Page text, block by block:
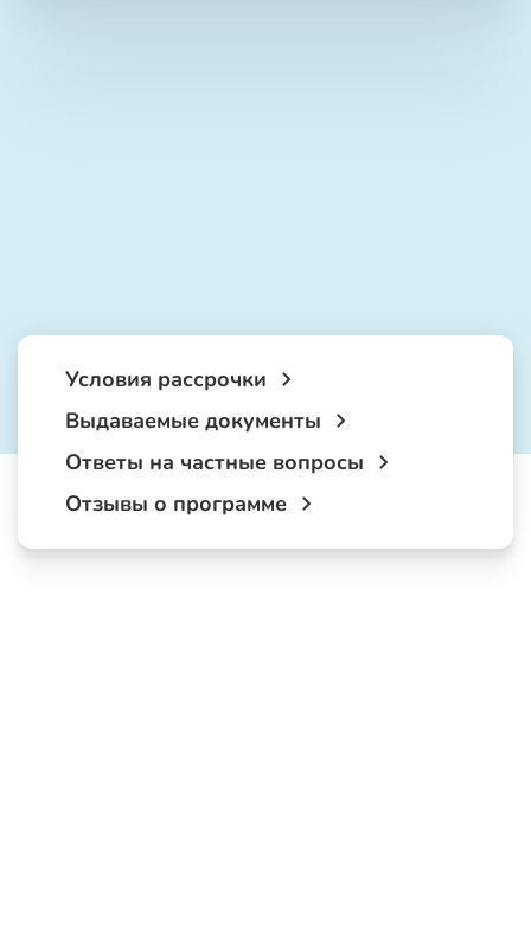
Условия рассрочки
Выдаваемые документы
Ответы на частные вопросы
Отзывы о программе